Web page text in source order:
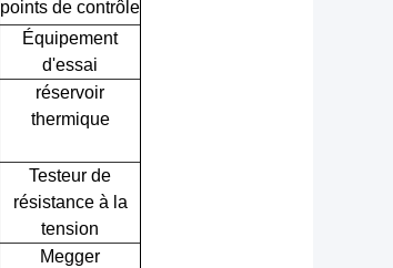
points de contrôle
Équipement
d'essai
réservoir
thermique
Testeur de
résistance à la
tension
Megger